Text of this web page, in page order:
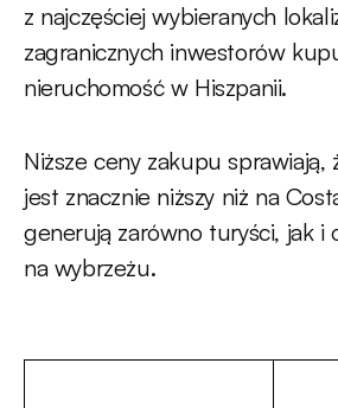
z najczęściej wybieranych
zagranicznych inwestorów
nieruchomość w Hiszpanii.
Niższe ceny zakupu sprawiają,
jest znacznie niższy niż na
generują zarówno turyści, jak i
na wybrzeżu.